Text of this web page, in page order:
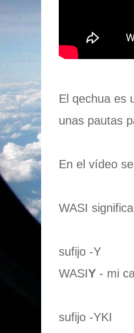
El qechua es
unas pautas
En el vídeo
WASI
sufijo -Y
WASIY - mi
sufijo -YKI